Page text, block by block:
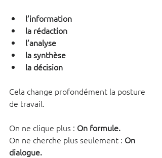
l’information
la rédaction
l’analyse
la synthèse
la décision
Cela change profondément la posture
de travail.
On ne clique plus : On formule.
On ne cherche plus seulement : On
dialogue.